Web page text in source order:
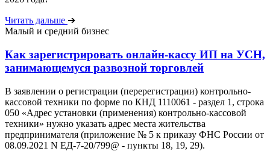
Читать дальше ➔
Малый и средний бизнес
Как зарегистрировать онлайн-кассу ИП на УСН,
занимающемуся развозной торговлей
В заявлении о регистрации (перерегистрации) контрольно-
кассовой техники по форме по КНД 1110061 - раздел 1, строка
050 «Адрес установки (применения) контрольно-кассовой
техники» нужно указать адрес места жительства
предпринимателя (приложение № 5 к приказу ФНС России от
08.09.2021 N ЕД-7-20/799@ - пункты 18, 19, 29).